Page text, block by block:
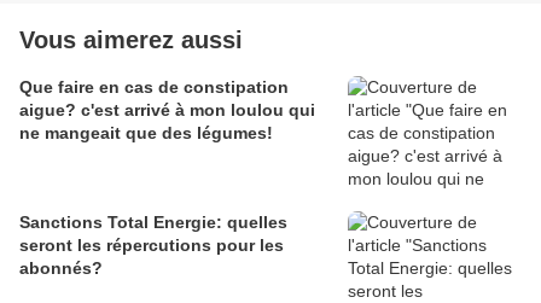
Vous aimerez aussi
Que faire en cas de constipation
aigue? c'est arrivé à mon loulou qui
ne mangeait que des légumes!
Sanctions Total Energie: quelles
seront les répercutions pour les
abonnés?